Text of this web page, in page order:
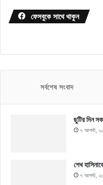
ফেসবুকে সাথে থাকুন
সর্বশেষ সংবাদ
ছুটির দিন
৭ আগস্ট,
শেখ
৭ আগস্ট,